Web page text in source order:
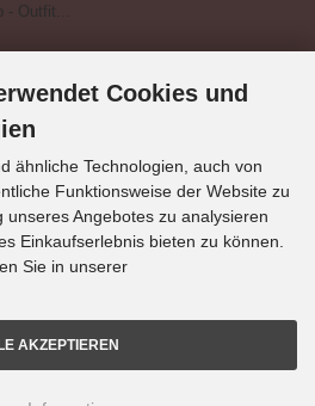
- Outfit...
Cookies und
ähnliche Technologien, auch von
Funktionsweise der Website zu
Angebotes zu analysieren
Einkaufserlebnis bieten zu können.
Sie in unserer
AKZEPTIEREN